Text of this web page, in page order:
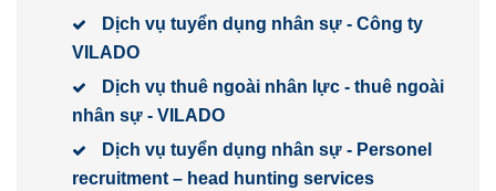
Dịch vụ tuyển dụng nhân sự - Công ty
VILADO
Dịch vụ thuê ngoài nhân lực - thuê ngoài
nhân sự - VILADO
Dịch vụ tuyển dụng nhân sự - Personel
recruitment – head hunting services